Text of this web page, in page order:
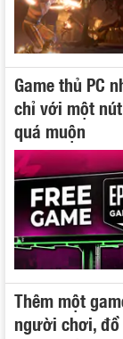
Game thủ PC
chỉ với một
quá muộn
Thêm một
người chơi,